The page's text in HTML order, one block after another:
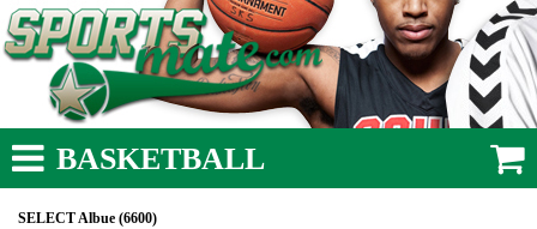
BASKETBALL
SELECT Albue (6600)